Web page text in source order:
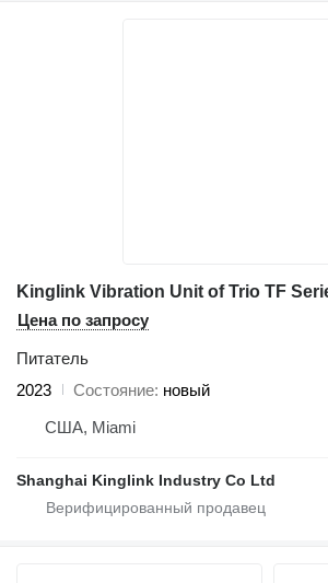
Цена по запросу
Питатель
2023
Состояние новый
США, Miami
Shanghai Kinglink Industry Co Ltd